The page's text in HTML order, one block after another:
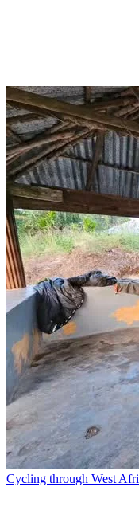
Cycling through West